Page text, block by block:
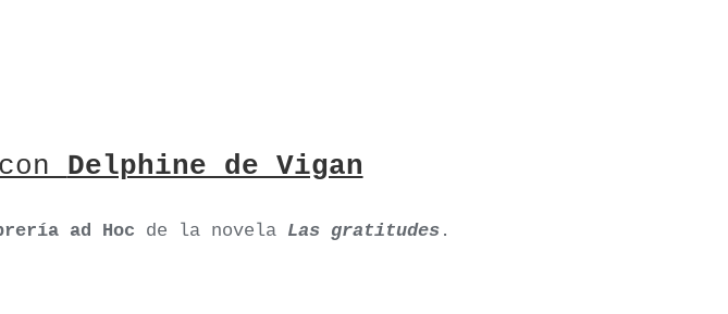
Delphine de Vigan
ad Hoc de la novela Las gratitudes.